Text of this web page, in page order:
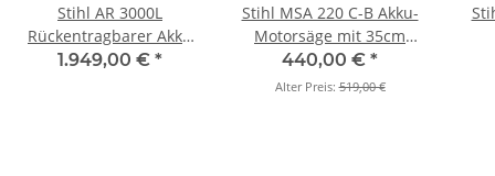
Stihl AR 3000L
Rückentragbarer Akku
1.520 Wh (Set)
1.949,00 € *
Stihl MSA 220 C-B Akku-
Motorsäge mit 35cm
(Grundgerät)
440,00 € *
Alter Preis:519,00 €